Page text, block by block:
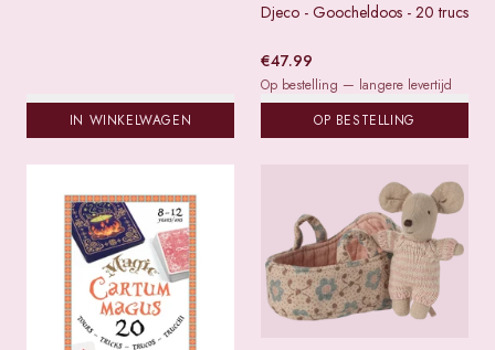
IN WINKELWAGEN
Djeco - Goocheldoos - 20 trucs
€47.99
Op bestelling — langere levertijd
OP BESTELLING